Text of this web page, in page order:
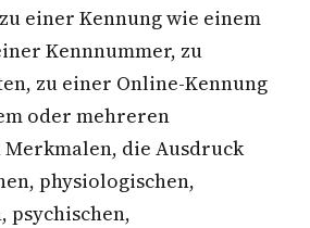
einer Kennung wie einem
Kennnummer, zu
zu einer Online-Kennung
oder mehreren
die Ausdruck
physiologischen,
psychischen,